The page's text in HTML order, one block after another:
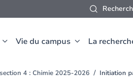
Vie du campus La
4 : Chimie 2025-2026 Initiation